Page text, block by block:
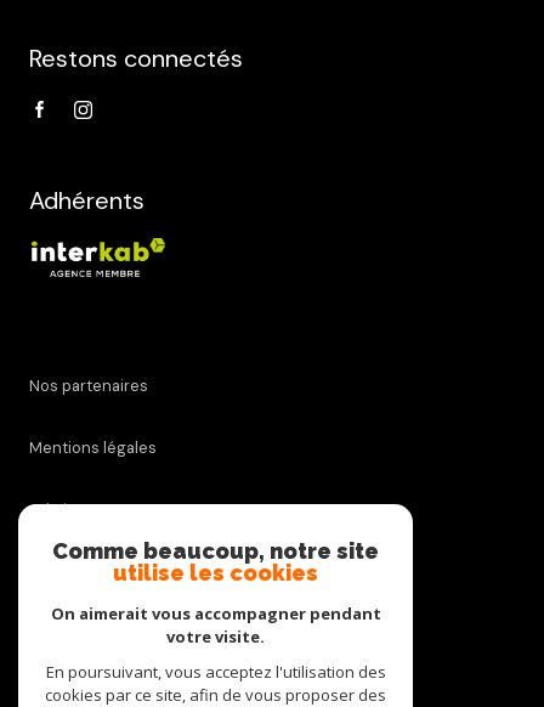
Restons connectés
Adhérents
Nos partenaires
Mentions légales
Admin
Nos honoraires
Cookies
Comme beaucoup, notre site
utilise les cookies
On aimerait vous accompagner pendant
votre visite.
En poursuivant, vous acceptez l'utilisation des
cookies par ce site, afin de vous proposer des